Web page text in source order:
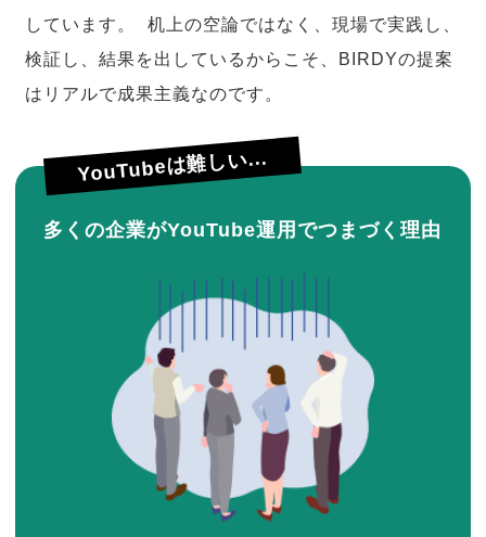
しています。 机上の空論ではなく、現場で実践し、
検証し、結果を出しているからこそ、BIRDYの提案
はリアルで成果主義なのです。
YouTubeは難しい...
多くの企業がYouTube運用でつまづく理由